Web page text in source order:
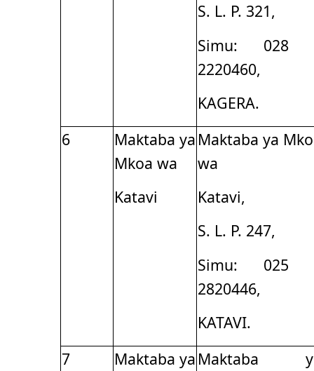
S. L. P. 321,
Simu: 028
2220460,
KAGERA.
6
Maktaba ya
Mkoa wa
Katavi
Maktaba ya
wa
Katavi,
S. L. P. 247,
Simu: 025
2820446,
KATAVI.
7
Maktaba ya Maktaba